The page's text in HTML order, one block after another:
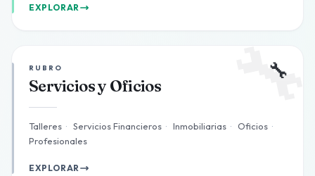
EXPLORAR
🔧
RUBRO
Servicios y Oficios
Talleres · Servicios Financieros · Inmobiliarias · Oficios ·
Profesionales
EXPLORAR